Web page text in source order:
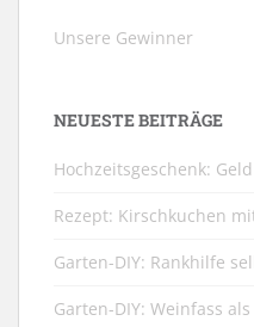
Unsere Gewinner
NEUESTE BEITRÄGE
Hochzeitsgeschenk:
Rezept: Kirschkuchen
Garten-DIY: Rankhilfe
Garten-DIY: Weinfass